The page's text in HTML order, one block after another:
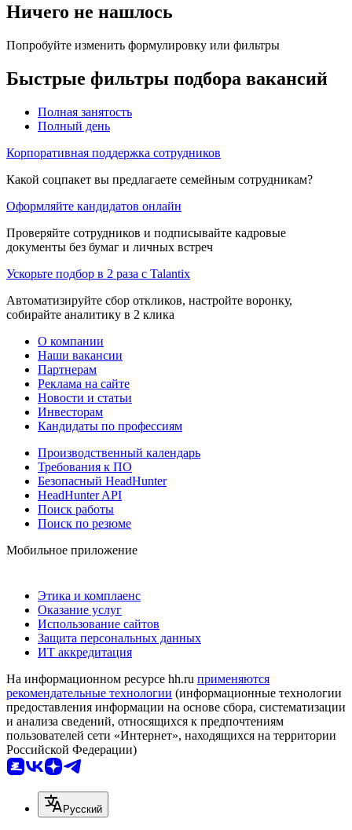
Ничего не нашлось
Попробуйте изменить формулировку или фильтры
Быстрые фильтры подбора вакансий
Полная занятость
Полный день
Корпоративная поддержка сотрудников
Какой соцпакет вы предлагаете семейным сотрудникам?
Оформляйте кандидатов онлайн
Проверяйте сотрудников и подписывайте кадровые
документы без бумаг и личных встреч
Ускорьте подбор в 2 раза с Talantix
Автоматизируйте сбор откликов, настройте воронку,
собирайте аналитику в 2 клика
О компании
Наши вакансии
Партнерам
Реклама на сайте
Новости и статьи
Инвесторам
Кандидаты по профессиям
Производственный календарь
Требования к ПО
Безопасный HeadHunter
HeadHunter API
Поиск работы
Поиск по резюме
Мобильное приложение
Этика и комплаенс
Оказание услуг
Использование сайтов
Защита персональных данных
ИТ аккредитация
На информационном ресурсе hh.ru применяются
рекомендательные технологии (информационные технологии
предоставления информации на основе сбора, систематизации
и анализа сведений, относящихся к предпочтениям
пользователей сети «Интернет», находящихся на территории
Российской Федерации)
Русский